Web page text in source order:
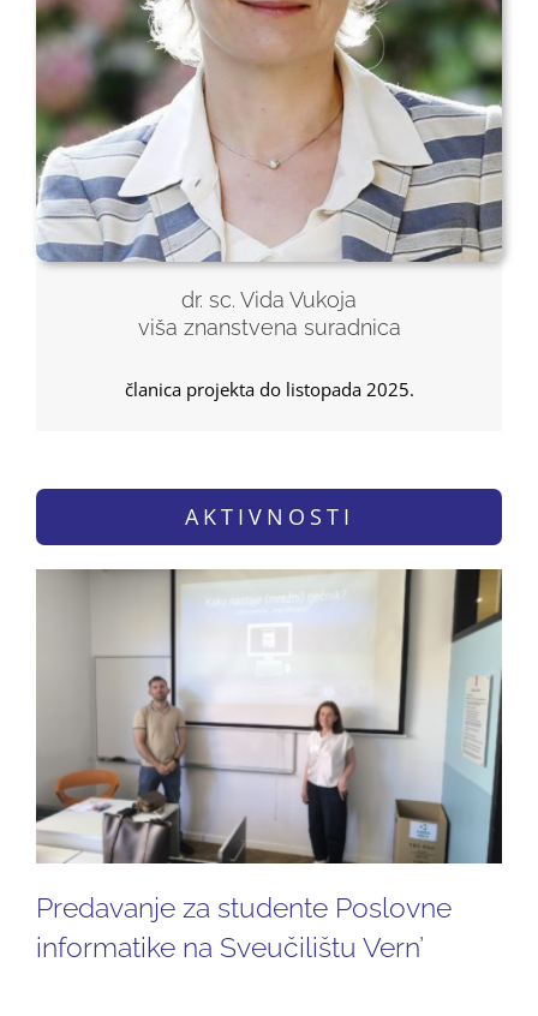
dr. sc. Vida Vukoja
viša znanstvena suradnica
članica projekta do listopada 2025.
AKTIVNOSTI
Predavanje za studente Poslovne
informatike na Sveučilištu Vern’